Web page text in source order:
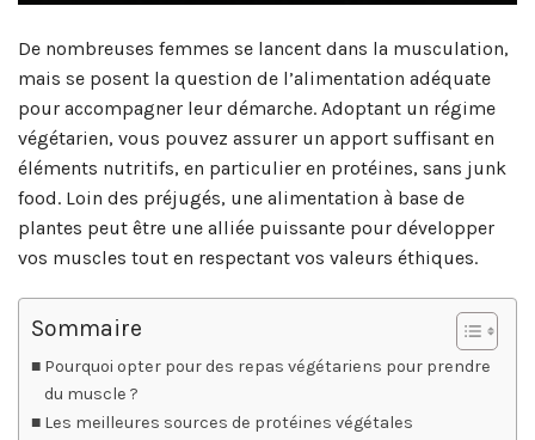
De nombreuses femmes se lancent dans la musculation,
mais se posent la question de l’alimentation adéquate
pour accompagner leur démarche. Adoptant un régime
végétarien, vous pouvez assurer un apport suffisant en
éléments nutritifs, en particulier en protéines, sans junk
food. Loin des préjugés, une alimentation à base de
plantes peut être une alliée puissante pour développer
vos muscles tout en respectant vos valeurs éthiques.
Sommaire
Pourquoi opter pour des repas végétariens pour prendre
du muscle ?
Les meilleures sources de protéines végétales